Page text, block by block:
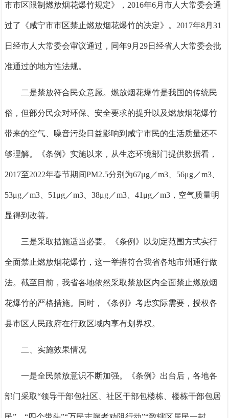
市市区限制燃放烟花爆竹规定》，2016年6月市人大常委会通
过了《咸宁市市区禁止燃放烟花爆竹的决定》。2017年8月31
日经市人大常委会审议通过，同年9月29日经省人大常委会批
准通过的地方性法规。
二是禁放符合民众意愿。燃放烟花爆竹是我国的传统民
俗，但部分民众对环保、安全要求的提升以及燃放烟花爆竹
带来的空气、噪音污染日益影响到咸宁市民的生活质量还不
够理解。《条例》实施以来，从生态环境部门提供数据看，
2017至2022年春节期间PM2.5分别为67μg／m3 56μg／m3
53μg／m3 51 μg／m3 、38μg／m3 、41 μg／m3 ， 空气质量明
显得到改善。
三是采取措施适当必要。 《条例》以划定范围方式实行
全面禁止燃放烟花爆竹，这一举措符合我省各地市州通行做
法。截至目前，我省各地依然采取禁放区内全面禁止燃放烟
花爆竹的严格措施。同时，《条例》考虑实际需要，授权各
县市区人民政府在行政区域内享有划界权。
二、 实施效果情况
一是全民禁放意识不断加强。 《条例》出台后，各地各
部门采取“领导干部包社区、社区干部包楼栋、楼栋干部包居